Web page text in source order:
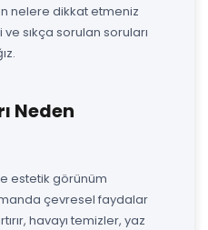
nelere dikkat etmeniz
sıkça sorulan soruları
Neden
estetik görünüm
çevresel faydalar
havayı temizler, yaz